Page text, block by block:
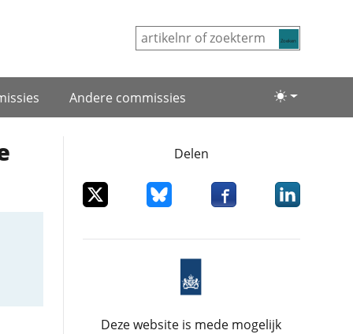
Lichte/
Andere commissies
Delen
Deel dit item op XDeel dit item op Bluesky
Deel dit item op
Deel dit
Deze website is mede mogelijk